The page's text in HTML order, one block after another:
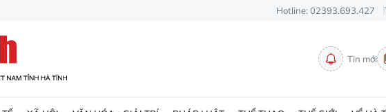
Hotline: 02393.693.427
Tin mới